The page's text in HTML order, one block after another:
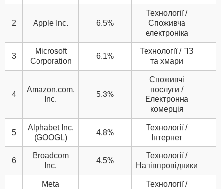
2 Apple Inc. 6.5%
Технології /
Споживча
електроніка
3
Microsoft
Corporation
6.1%
Технології / ПЗ
та хмари
4
Amazon.com,
Inc.
5.3%
Споживчі
послуги /
Електронна
комерція
5
Alphabet Inc.
(GOOGL)
4.8%
Технології /
Інтернет
6
Broadcom
Inc.
4.5%
Технології /
Напівпровідники
Meta
Технології /